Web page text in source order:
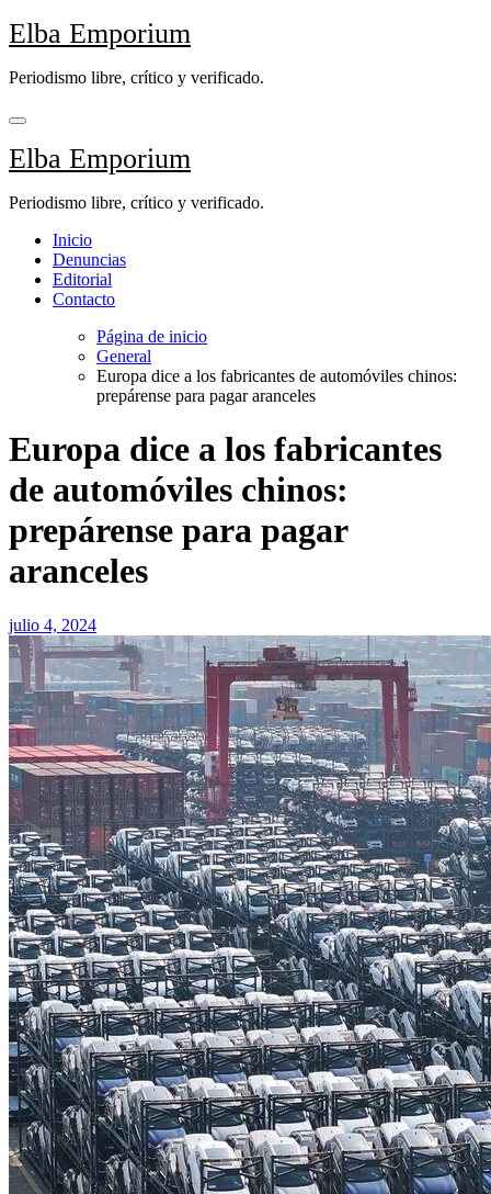
Saltar
al
Elba Emporium
Periodismo libre, crítico y verificado.
Elba Emporium
Periodismo libre, crítico y verificado.
Inicio
Denuncias
Editorial
Contacto
Página de inicio
General
Europa dice a los fabricantes de automóviles chinos:
prepárense para pagar aranceles
Europa dice a los fabricantes
de automóviles chinos:
prepárense para pagar
aranceles
julio 4, 2024